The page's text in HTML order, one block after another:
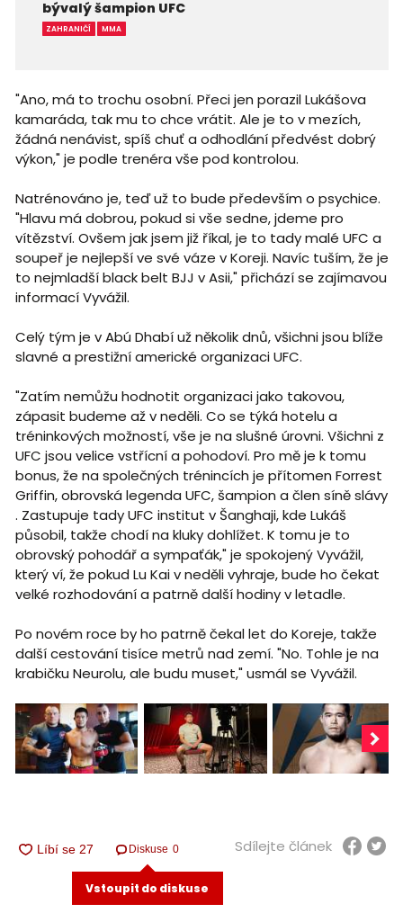
bývalý šampion UFC
ZAHRANIČÍ MMA
"Ano, má to trochu osobní. Přeci jen porazil Lukášova
kamaráda, tak mu to chce vrátit. Ale je to v mezích,
žádná nenávist, spíš chuť a odhodlání předvést dobrý
výkon," je podle trenéra vše pod kontrolou.
Natrénováno je, teď už to bude především o psychice.
"Hlavu má dobrou, pokud si vše sedne, jdeme pro
vítězství. Ovšem jak jsem již říkal, je to tady malé UFC a
soupeř je nejlepší ve své váze v Koreji. Navíc tuším, že je
to nejmladší black belt BJJ v Asii," přichází se zajímavou
informací Vyvážil.
Celý tým je v Abú Dhabí už několik dnů, všichni jsou blíže
slavné a prestižní americké organizaci UFC.
"Zatím nemůžu hodnotit organizaci jako takovou,
zápasit budeme až v neděli. Co se týká hotelu a
tréninkových možností, vše je na slušné úrovni. Všichni z
UFC jsou velice vstřícní a pohodoví. Pro mě je k tomu
bonus, že na společných trénincích je přítomen Forrest
Griffin, obrovská legenda UFC, šampion a člen síně slávy
. Zastupuje tady UFC institut v Šanghaji, kde Lukáš
působil, takže chodí na kluky dohlížet. K tomu je to
obrovský pohodář a sympaťák," je spokojený Vyvážil,
který ví, že pokud Lu Kai v neděli vyhraje, bude ho čekat
velké rozhodování a patrně další hodiny v letadle.
Po novém roce by ho patrně čekal let do Koreje, takže
další cestování tisíce metrů nad zemí. "No. Tohle je na
krabičku Neurolu, ale budu muset," usmál se Vyvážil.
Diskuse 0
Vstoupit do diskuse
Sdílejte článek